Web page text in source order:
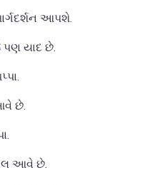
આપશે.
પણ યાદ છે.
છે.
આવે છે.